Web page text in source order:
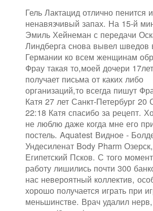
Гель Лактацид отлично пенится
ненавязчивый запах. На 15-й
Эмиль Хейнеман с передачи
Линдберга снова вывел шведов
Германии ко всем женщинам
Фрау такая то,моей дочери
получает письма от каких либо
организаций,то всегда пишут
Катя 27 лет Санкт-Петербург 20
22:18 Катя спасибо за рецепт.
не люблю даже когда мне его
постель. Aquatest Видное -
Ундесиленат Body Pharm
Египетский Псков. С того
работу лишились почти 300
нас невероятный коллектив,
хорошо получается играть при
меньшинстве. Врач удалил